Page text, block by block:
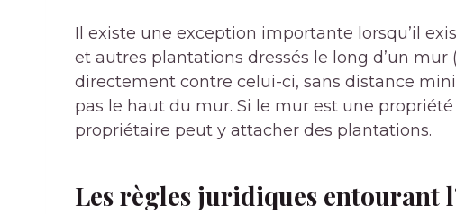
Il existe une exception importante lorsqu’il
et autres plantations dressés le long d’un mur (
directement contre celui-ci, sans distance
pas le haut du mur. Si le mur est une
propriétaire peut y attacher des plantations.
Les règles juridiques entourant